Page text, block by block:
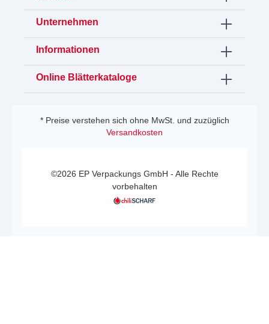
Unternehmen
Informationen
Online Blätterkataloge
* Preise verstehen sich ohne MwSt. und zuzüglich
Versandkosten
©2026 EP Verpackungs GmbH - Alle Rechte
vorbehalten